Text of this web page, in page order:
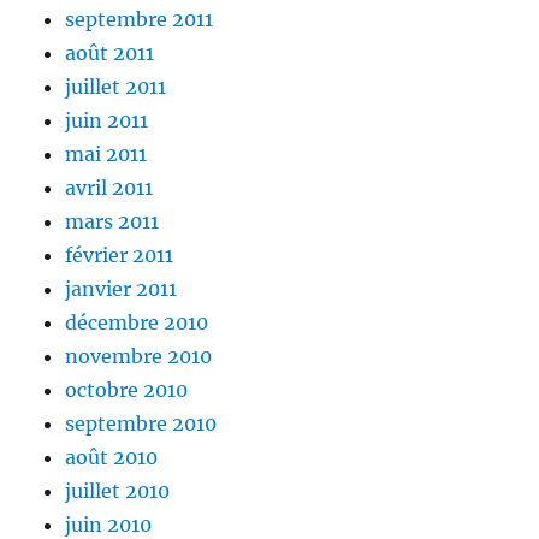
septembre 2011
août 2011
juillet 2011
juin 2011
mai 2011
avril 2011
mars 2011
février 2011
janvier 2011
décembre 2010
novembre 2010
octobre 2010
septembre 2010
août 2010
juillet 2010
juin 2010